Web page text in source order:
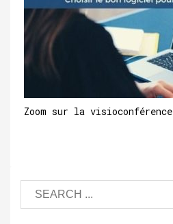
Zoom sur la visioconférence